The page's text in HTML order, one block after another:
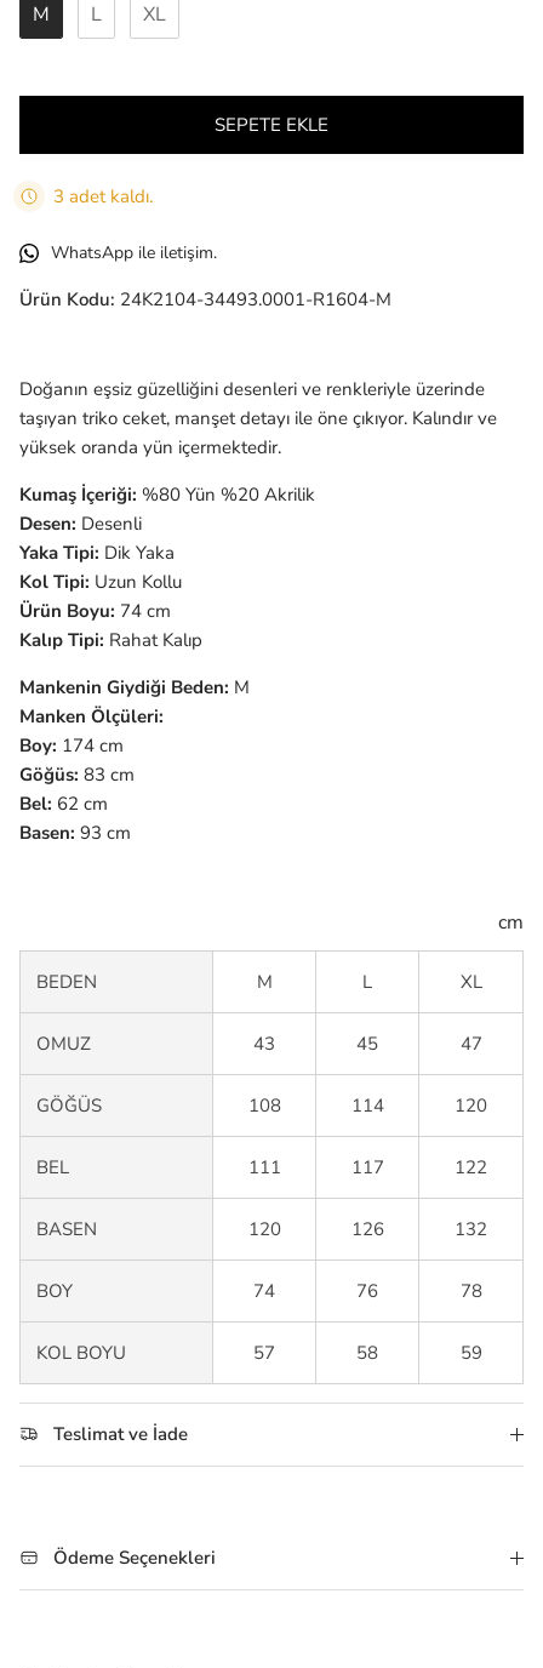
M L XL
SEPETE EKLE
3 adet kaldı.
WhatsApp ile iletişim.
Ürün Kodu: 24K2104-34493.0001-R1604-M
Doğanın eşsiz güzelliğini desenleri ve renkleriyle üzerinde
taşıyan triko ceket, manşet detayı ile öne çıkıyor. Kalındır ve
yüksek oranda yün içermektedir.
Kumaş İçeriği: %80 Yün %20 Akrilik
Desen: Desenli
Yaka Tipi: Dik Yaka
Kol Tipi: Uzun Kollu
Ürün Boyu: 74 cm
Kalıp Tipi: Rahat Kalıp
Mankenin Giydiği Beden: M
Manken Ölçüleri:
Boy: 174 cm
Göğüs: 83 cm
Bel: 62 cm
Basen: 93 cm
cm
BEDEN M L XL
OMUZ 43 45 47
GÖĞÜS 108 114 120
BEL 111 117 122
BASEN 120 126 132
BOY 74 76 78
KOL BOYU 57 58 59
Teslimat ve İade
Ödeme Seçenekleri